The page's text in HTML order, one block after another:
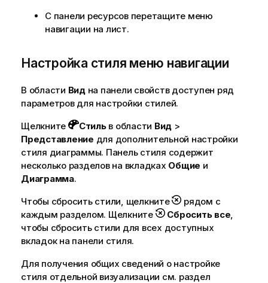
С панели ресурсов перетащите меню
навигации на лист.
Настройка стиля меню навигации
В области Видна панели свойств доступен ряд
параметров для настройки стилей.
Щелкните
Стильв области Вид >
Представление для дополнительной настройки
стиля диаграммы. Панель стиля содержит
несколько разделов на вкладках Общие и
Диаграмма.
Чтобы сбросить стили, щелкните
рядом с
каждым разделом. Щелкните
Сбросить все
чтобы сбросить стили для всех доступных
вкладок на панели стиля.
Для получения общих сведений о настройке
стиля отдельной визуализации см. раздел